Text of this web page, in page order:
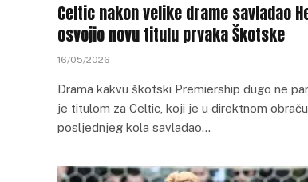
Celtic nakon velike drame savladao
osvojio novu titulu prvaka Škotske
16/05/2026
Drama kakvu škotski Premiership dugo ne
je titulom za Celtic, koji je u direktnom
posljednjeg kola savladao…